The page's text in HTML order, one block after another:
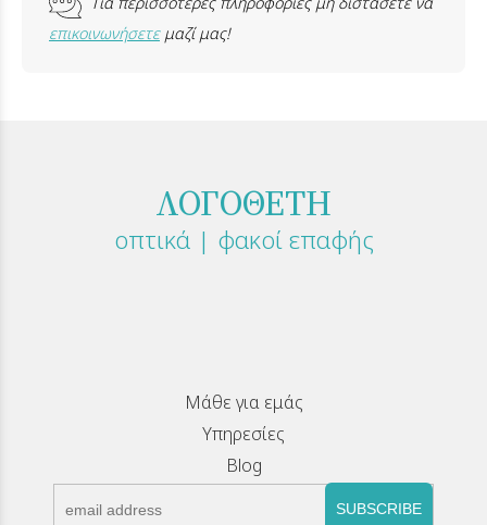
επικοινωνήσετεμαζί μας!
ΛΟΓΟΘΕΤΗ
οπτικά | φακοί επαφής
Μάθε για εμάς
Υπηρεσίες
Blog
SUBSCRIBE